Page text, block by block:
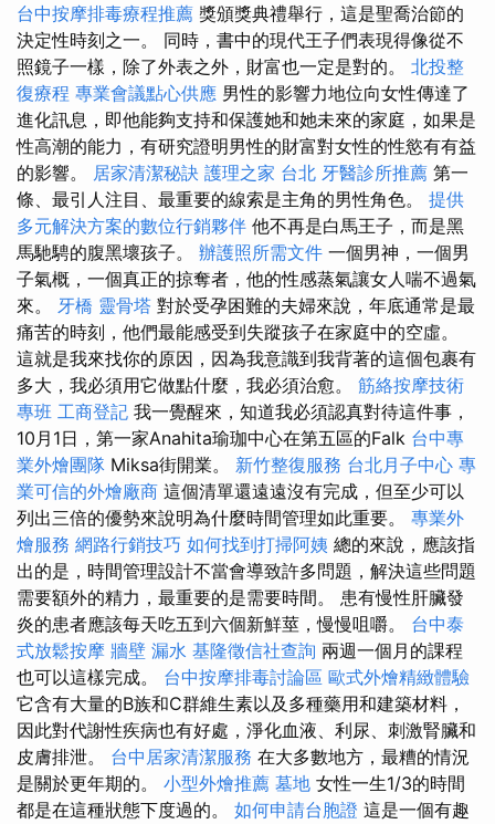
台中按摩排毒療程推薦 獎頒獎典禮舉行，這是聖喬治節的
決定性時刻之一。 同時，書中的現代王子們表現得像從不
照鏡子一樣，除了外表之外，財富也一定是對的。 北投整
復療程 專業會議點心供應 男性的影響力地位向女性傳達了
進化訊息，即他能夠支持和保護她和她未來的家庭，如果是
性高潮的能力，有研究證明男性的財富對女性的性慾有有益
的影響。 居家清潔秘訣 護理之家 台北 牙醫診所推薦 第一
條、最引人注目、最重要的線索是主角的男性角色。 提供
多元解決方案的數位行銷夥伴 他不再是白馬王子，而是黑
馬馳騁的腹黑壞孩子。 辦護照所需文件 一個男神，一個男
子氣概，一個真正的掠奪者，他的性感蒸氣讓女人喘不過氣
來。 牙橋 靈骨塔 對於受孕困難的夫婦來說，年底通常是最
痛苦的時刻，他們最能感受到失蹤孩子在家庭中的空虛。
這就是我來找你的原因，因為我意識到我背著的這個包裹有
多大，我必須用它做點什麼，我必須治愈。 筋絡按摩技術
專班 工商登記 我一覺醒來，知道我必須認真對待這件事，
10月1日，第一家Anahita瑜珈中心在第五區的Falk 台中專
業外燴團隊 Miksa街開業。 新竹整復服務 台北月子中心 專
業可信的外燴廠商 這個清單還遠遠沒有完成，但至少可以
列出三倍的優勢來說明為什麼時間管理如此重要。 專業外
燴服務 網路行銷技巧 如何找到打掃阿姨 總的來說，應該指
出的是，時間管理設計不當會導致許多問題，解決這些問題
需要額外的精力，最重要的是需要時間。 患有慢性肝臟發
炎的患者應該每天吃五到六個新鮮莖，慢慢咀嚼。 台中泰
式放鬆按摩 牆壁 漏水 基隆徵信社查詢 兩週一個月的課程
也可以這樣完成。 台中按摩排毒討論區 歐式外燴精緻體驗
它含有大量的B族和C群維生素以及多種藥用和建築材料，
因此對代謝性疾病也有好處，淨化血液、利尿、刺激腎臟和
皮膚排泄。 台中居家清潔服務 在大多數地方，最糟的情況
是關於更年期的。 小型外燴推薦 墓地 女性一生1/3的時間
都是在這種狀態下度過的。 如何申請台胞證 這是一個有趣